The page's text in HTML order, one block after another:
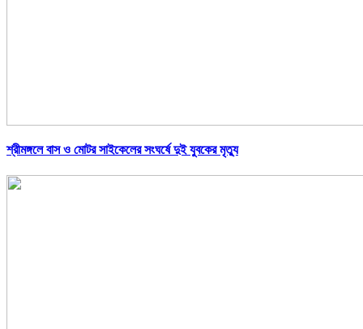
শ্রীমঙ্গলে বাস ও মোটর সাইকেলের সংঘর্ষে দুই যুবকের মৃত্যু